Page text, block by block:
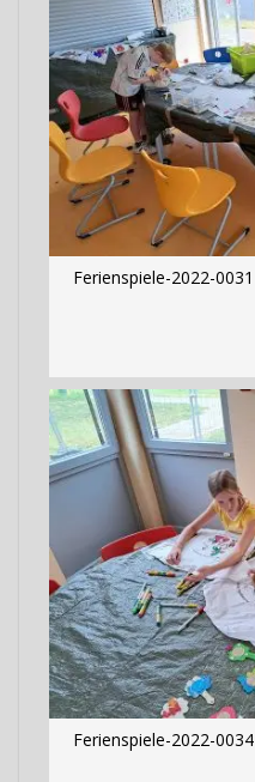
Ferienspiele-2022-0031
Ferienspiele-2022-0034